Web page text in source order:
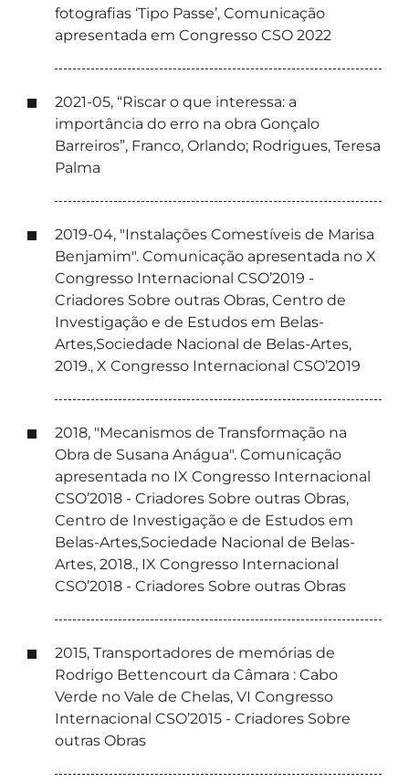
fotografias ‘Tipo Passe’, Comunicação
apresentada em Congresso CSO 2022
2021-05, “Riscar o que interessa: a
importância do erro na obra Gonçalo
Barreiros”, Franco, Orlando; Rodrigues, Teresa
Palma
2019-04, "Instalações Comestíveis de Marisa
Benjamim". Comunicação apresentada no X
Congresso Internacional CSO’2019 -
Criadores Sobre outras Obras, Centro de
Investigação e de Estudos em Belas-
Artes,Sociedade Nacional de Belas-Artes,
2019., X Congresso Internacional CSO’2019
2018, "Mecanismos de Transformação na
Obra de Susana Anágua". Comunicação
apresentada no IX Congresso Internacional
CSO’2018 - Criadores Sobre outras Obras,
Centro de Investigação e de Estudos em
Belas-Artes,Sociedade Nacional de Belas-
Artes, 2018., IX Congresso Internacional
CSO’2018 - Criadores Sobre outras Obras
2015, Transportadores de memórias de
Rodrigo Bettencourt da Câmara : Cabo
Verde no Vale de Chelas, VI Congresso
Internacional CSO’2015 - Criadores Sobre
outras Obras